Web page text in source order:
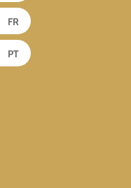
FR
PT